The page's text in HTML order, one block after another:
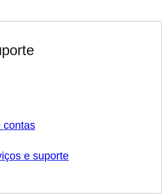
contas
e suporte